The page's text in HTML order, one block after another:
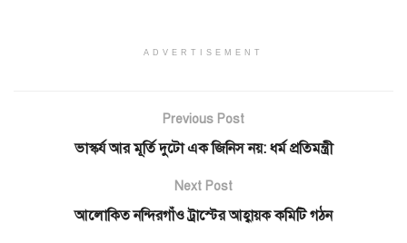
ADVERTISEMENT
Previous Post
ভাস্কর্য আর মূর্তি দুটো এক জিনিস নয়: ধর্ম প্রতিমন্ত্রী
Next Post
আলোকিত নন্দিরগাঁও ট্রাস্টের আহ্বায়ক কমিটি গঠন